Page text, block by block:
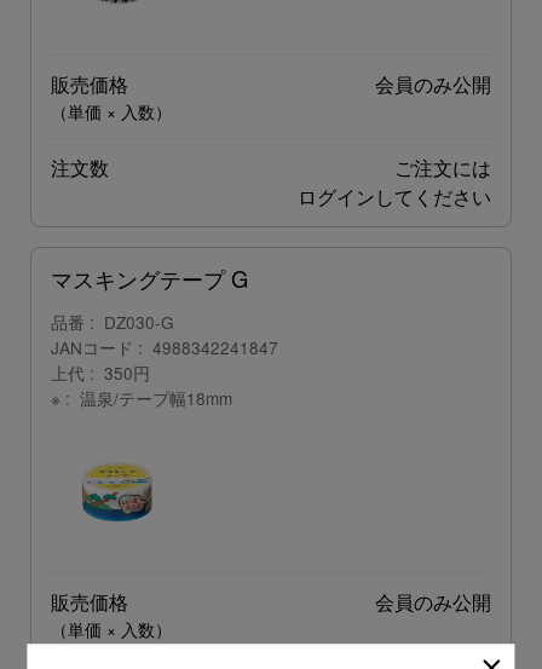
販売価格
（単価 × 入数）
会員のみ公開
注文数
ご注文には
ログインしてください
マスキングテープ G
品番
DZ030-G
JANコード
4988342241847
上代
350円
※
温泉/テープ幅18mm
販売価格
（単価 × 入数）
会員のみ公開